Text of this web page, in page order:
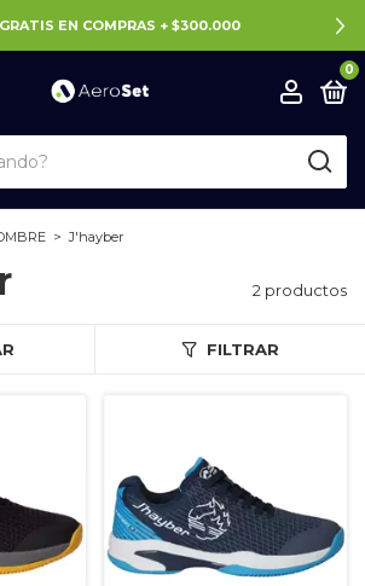
EN COMPRAS + $300.000
0
> J'hayber
2 productos
FILTRAR